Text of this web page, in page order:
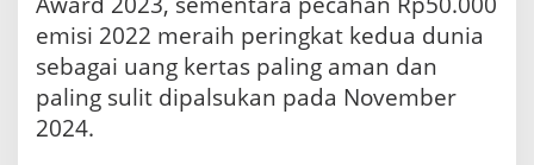
emisi 2022 meraih peringkat kedua dunia
sebagai uang kertas paling aman dan
paling sulit dipalsukan pada November
2024.